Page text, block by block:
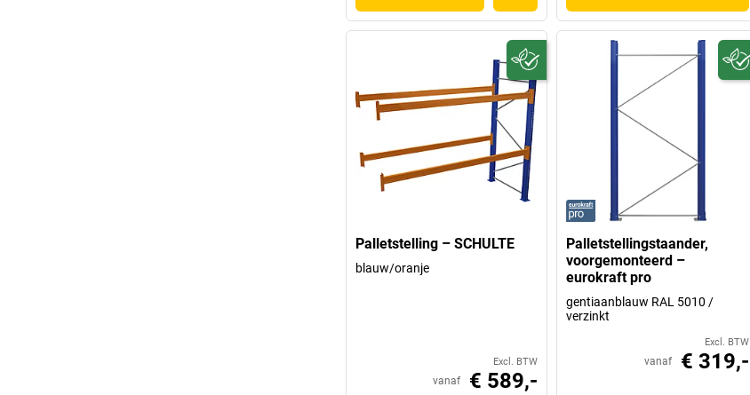
Palletstelling – SCHULTE
blauw/oranje
Excl. BTW
vanaf € 589,-
Palletstellingstaander,
voorgemonteerd –
eurokraft pro
gentiaanblauw RAL 5010 /
verzinkt
Excl. BTW
vanaf € 319,-